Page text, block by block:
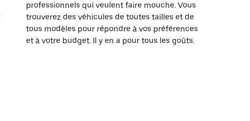
professionnels qui veulent faire mouche. Vous
trouverez des véhicules de toutes tailles et de
tous modèles pour répondre à vos préférences
et à votre budget. Il y en a pour tous les goûts.